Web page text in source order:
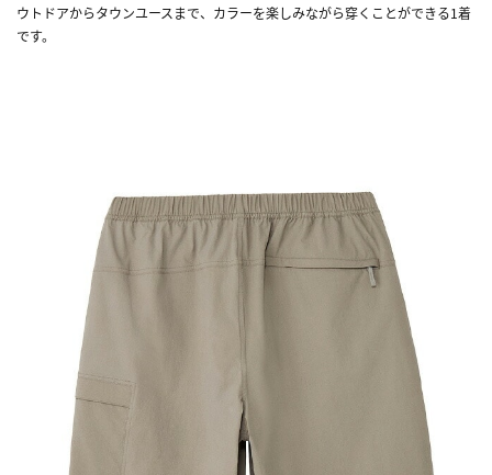
ウトドアからタウンユースまで、カラーを楽しみながら穿くことができる1着
です。